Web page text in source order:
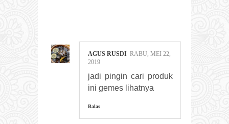
AGUS RUSDI RABU, MEI 22,
2019
jadi pingin cari produk
ini gemes lihatnya
Balas